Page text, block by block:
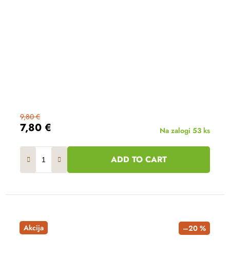
7,80 €
9,80 €
Na zalogi 53 ks
ADD TO CART
Akcija –20 %